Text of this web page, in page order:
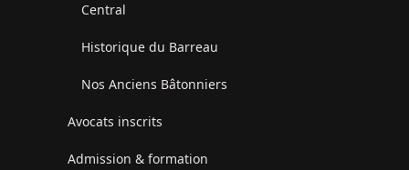
Central
Historique du Barreau
Nos Anciens Bâtonniers
Avocats inscrits
Admission & formation